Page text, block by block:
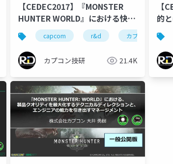
ゲーム開発 cedec2018 world engine
ン カプコン技研 cedec ゲーム開発
【CEDEC2017】『MONSTER
HUNTER WORLD』における快適
な作業環境へのアプローチ
capcom r&d カプコン
カプコン技研 21.4K
【
的
ル